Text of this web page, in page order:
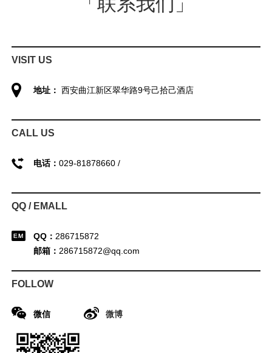
VISIT US
地址： 西安曲江新区翠华路9号己拾己酒店
CALL US
电话： 029-81878660 /
QQ / EMALL
QQ： 286715872
邮箱： 286715872@qq.com
FOLLOW
微信 微博